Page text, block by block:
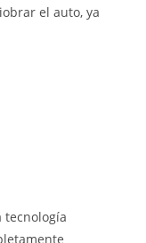
el auto, ya
tecnología